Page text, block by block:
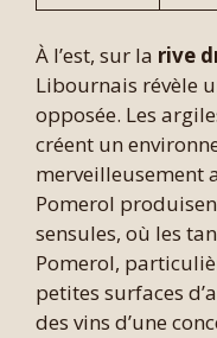
À l’est, sur la rive
Libournais révèle
opposée. Les
créent un
merveilleusement
Pomerol
sensules, où les
Pomerol,
petites surfaces
des vins d’une